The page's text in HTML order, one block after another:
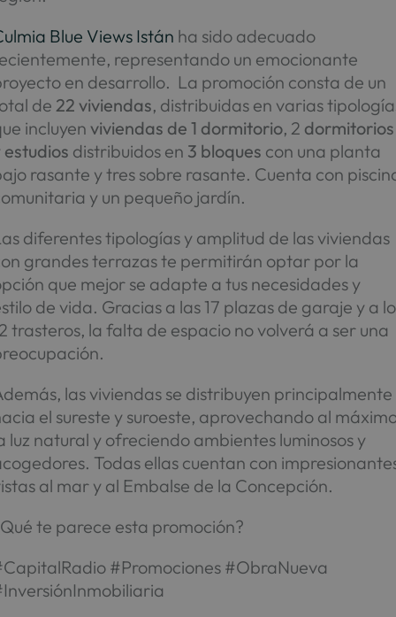
Blue Views Istán ha sido adecuado
representando un emocionante
en desarrollo. La promoción consta de un
de22 viviendas, distribuidas en varias
incluyenviviendas de 1 dormitorio, 2 dormitorios
estudios distribuidos en 3 bloques con una planta
rasante y tres sobre rasante. Cuenta con
y un pequeño jardín.
diferentes tipologías y amplitud de las viviendas
grandes terrazas te permitirán optar por la
que mejor se adapte a tus necesidades y
de vida. Gracias a las 17 plazas de garaje y a
trasteros, la falta de espacio no volverá a ser una
las viviendas se distribuyen principalmente
el sureste y suroeste, aprovechando al
luz natural y ofreciendo ambientes luminosos y
Todas ellas cuentan con
al mar y al Embalse de la Concepción.
te parece esta promoción?
#Promociones #ObraNueva